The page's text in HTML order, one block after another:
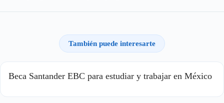
También puede interesarte
Beca Santander EBC para estudiar y trabajar en México